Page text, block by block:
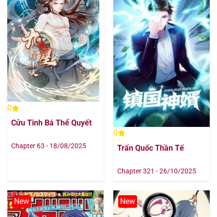
Chapter 283 07/08/2025
Chapter 282 07/08/2025
Chapter 281 07/08/2025
Chapter 280 07/08/2025
Chapter 279 07/08/2025
Chapter 278 07/08/2025
07/08/2025
Chapter 276 07/08/2025
0
Cửu Tinh Bá Thể Quyết
Chapter 63 - 18/08/2025
0
Trấn Quốc Thần Tế
Chapter 321 - 26/10/2025
New New